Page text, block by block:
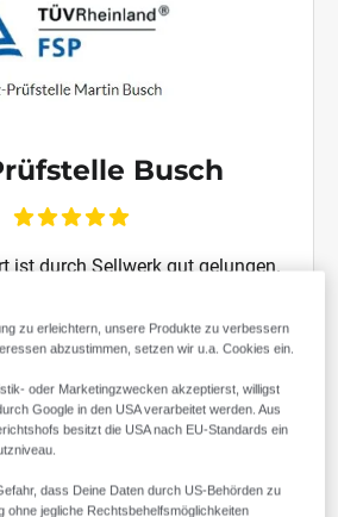
Busch
ist durch Sellwerk gut gelungen.
Gestaltung unserer
da wir so unsere Wünsche
konnten. Herzlichen Dank
zu erleichtern, unsere Produkte zu verbessern
abzustimmen, setzen wir u.a. Cookies ein.
oder Marketingzwecken akzeptierst, willigst
Google in den USA verarbeitet werden. Aus
besitzt die USA nach EU-Standards ein
dass Deine Daten durch US-Behörden zu
ohne jegliche Rechtsbehelfsmöglichkeiten